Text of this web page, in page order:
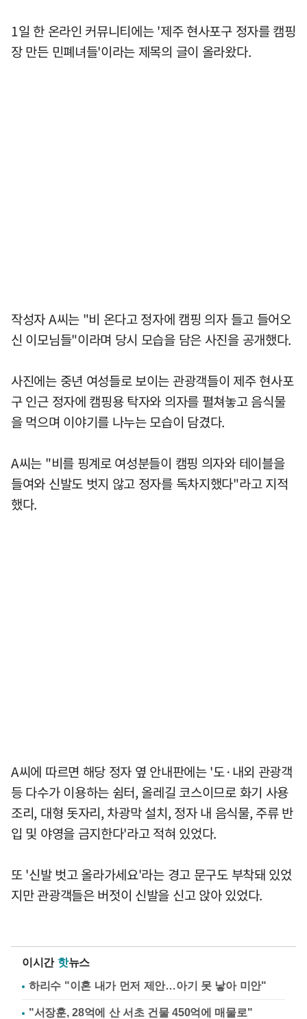
1일 한 온라인 커뮤니티에는 '제주 현사포구 정자를 캠핑
장 만든 민폐녀들'이라는 제목의 글이 올라왔다.
작성자 A씨는 "비 온다고 정자에 캠핑 의자 들고 들어오
신 이모님들"이라며 당시 모습을 담은 사진을 공개했다.
사진에는 중년 여성들로 보이는 관광객들이 제주 현사포
구 인근 정자에 캠핑용 탁자와 의자를 펼쳐놓고 음식물
을 먹으며 이야기를 나누는 모습이 담겼다.
A씨는 "비를 핑계로 여성분들이 캠핑 의자와 테이블을
들여와 신발도 벗지 않고 정자를 독차지했다"라고 지적
했다.
A씨에 따르면 해당 정자 옆 안내판에는 '도·내외 관광객
등 다수가 이용하는 쉼터, 올레길 코스이므로 화기 사용
조리, 대형 돗자리, 차광막 설치, 정자 내 음식물, 주류 반
입 및 야영을 금지한다'라고 적혀 있었다.
또 '신발 벗고 올라가세요'라는 경고 문구도 부착돼 있었
지만 관광객들은 버젓이 신발을 신고 앉아 있었다.
이시간 핫뉴스
하리수 "이혼 내가 먼저 제안…아기 못 낳아 미안"
"서장훈, 28억에 산 서초 건물 450억에 매물로"